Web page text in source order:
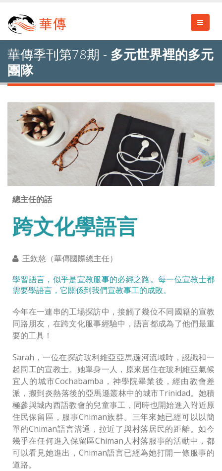
華傳季刊第78期 - 多元世界裡的多元
團隊
總主任的話
跨文化學語言
王欽慈（華傳國際總主任）
學習語言，似乎是宣教服事的必經之路。每一位宣教士都
需要學語言，它關係到我們宣教事工的成敗。
今年在一連串的工場探訪中，接觸了幾位不同國籍的宣教
同路朋友，在跨文化服事經驗中，語言都成為了他們最重
要的工具！
Sarah，一位在探訪玻利維亞亞馬遜河流域時，認識和一
起同工的宣教士。她單身一人，原來居住在玻利維亞氣候
宜人的城市Cochabamba，神學院畢業後，經由教會差
派，搬到炎熱落後的亞馬遜叢林中的城市Trinidad。她積
極參與城內西語教會的兒童事工，同時也開始進入附近原
住民保留區，服事Chiman族群。三年來她已經可以以簡
單的Chiman語言溝通，拉近了與村落居民的距離。如今
幾乎在任何進入保留區Chiman人村落服事的活動中，都
可以看見她進出，Chiman語言已經為她打開一條服事的
道路。